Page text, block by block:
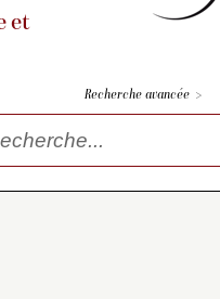
et
Recherche avancée >